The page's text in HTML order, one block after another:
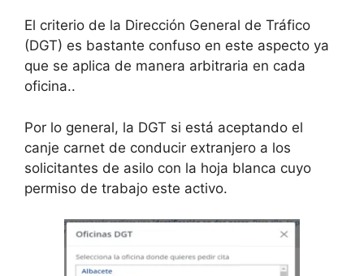
El criterio de la Dirección General de Tráfico
(DGT) es bastante confuso en este aspecto ya
que se aplica de manera arbitraria en cada
oficina..
Por lo general, la DGT si está aceptando el
canje carnet de conducir extranjero a los
solicitantes de asilo con la hoja blanca cuyo
permiso de trabajo este activo.